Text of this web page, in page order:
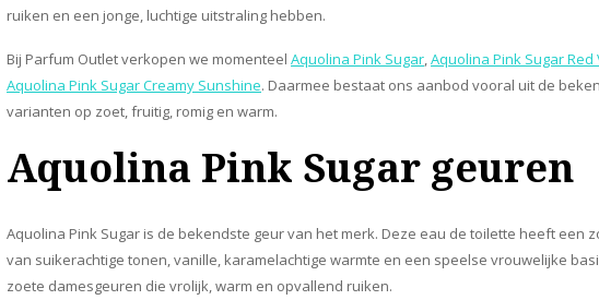
ruiken en een jonge, luchtige uitstraling hebben.
Bij Parfum Outlet verkopen we momenteel Aquolina Pink Sugar,Aquolina Pink Sugar Red
Aquolina Pink Sugar Creamy Sunshine. Daarmee bestaat ons aanbod vooral uit de
varianten op zoet, fruitig, romig en warm.
Aquolina Pink Sugar geuren
Aquolina Pink Sugar is de bekendste geur van het merk. Deze eau de toilette heeft een
van suikerachtige tonen, vanille, karamelachtige warmte en een speelse vrouwelijke
zoete damesgeuren die vrolijk, warm en opvallend ruiken.